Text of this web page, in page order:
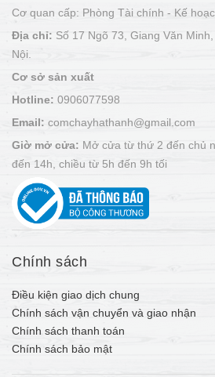
Cơ quan cấp: Phòng Tài chính - Kế
Địa chỉ: Số 17 Ngõ 73, Giang Văn
Nội.
Cơ sở sản xuất
Hotline: 0906077598
Email: comchayhathanh@gmail.com
Giờ mở cửa: Mở cửa từ thứ 2 đến chủ
đến 14h, chiều từ 5h đến 9h tối
Chính sách
Điều kiện giao dịch chung
Chính sách vận chuyển và giao nhận
Chính sách thanh toán
Chính sách bảo mật